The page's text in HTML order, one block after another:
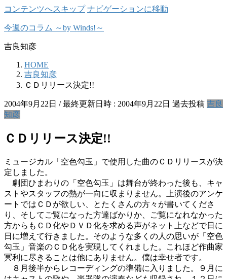
コンテンツへスキップ ナビゲーションに移動
今週のコラム ～by Winds!～
吉良知彦
HOME
吉良知彦
ＣＤリリース決定!!
2004年9月22日 / 最終更新日時 : 2004年9月22日 過去投稿 吉良
知彦
ＣＤリリース決定!!
ミュージカル「空色勾玉」で使用した曲のＣＤリリースが決
定しました。
劇団ひまわりの「空色勾玉」は舞台が終わった後も、キャ
ストやスタッフの熱が一向に収まりません。上演後のアンケ
ートではＣＤが欲しい、とたくさんの方々が書いてくださ
り、そしてご覧になった方達ばかりか、ご覧になれなかった
方からもＣＤ化やＤＶＤ化を求める声がネット上などで日に
日に増えて行きました。そのような多くの人の思いが「空色
勾玉」音楽のＣＤ化を実現してくれました。これほど作曲家
冥利に尽きることは他にありません。僕は幸せ者です。
８月後半からレコーディングの準備に入りました。９月に